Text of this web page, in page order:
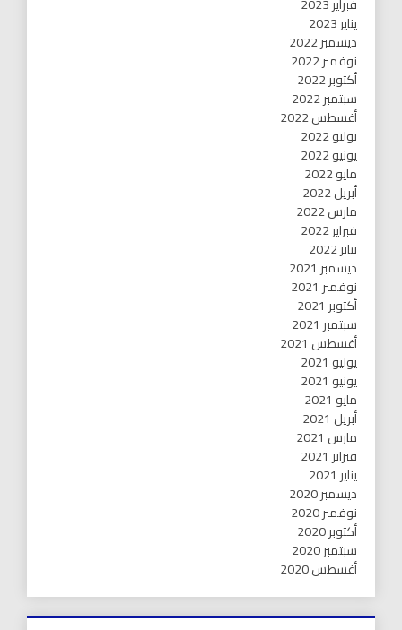
يناير 2023
ديسمبر 2022
نوفمبر 2022
أكتوبر 2022
سبتمبر 2022
أغسطس 2022
يوليو 2022
يونيو 2022
مايو 2022
أبريل 2022
مارس 2022
فبراير 2022
يناير 2022
ديسمبر 2021
نوفمبر 2021
أكتوبر 2021
سبتمبر 2021
أغسطس 2021
يوليو 2021
يونيو 2021
مايو 2021
أبريل 2021
مارس 2021
فبراير 2021
يناير 2021
ديسمبر 2020
نوفمبر 2020
أكتوبر 2020
سبتمبر 2020
أغسطس 2020